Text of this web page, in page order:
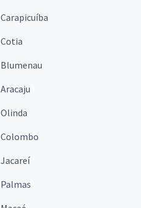
Carapicuíba
Cotia
Blumenau
Aracaju
Olinda
Colombo
Jacareí
Palmas